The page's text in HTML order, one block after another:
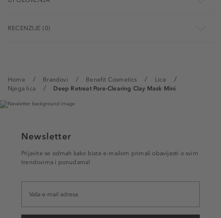
Home Brandovi Benefit Cosmetics
Lice
Njega lica
Deep Retreat Pore-Clearing Clay Mask Mini
RECENZIJE (0)
Newsletter
Prijavite se odmah kako biste e-mailom primali obavijesti o svim
trendovima i ponudama!